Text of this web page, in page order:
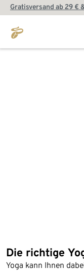
Gratisversand ab 29 €
Die richtige
Yoga kann Ihnen